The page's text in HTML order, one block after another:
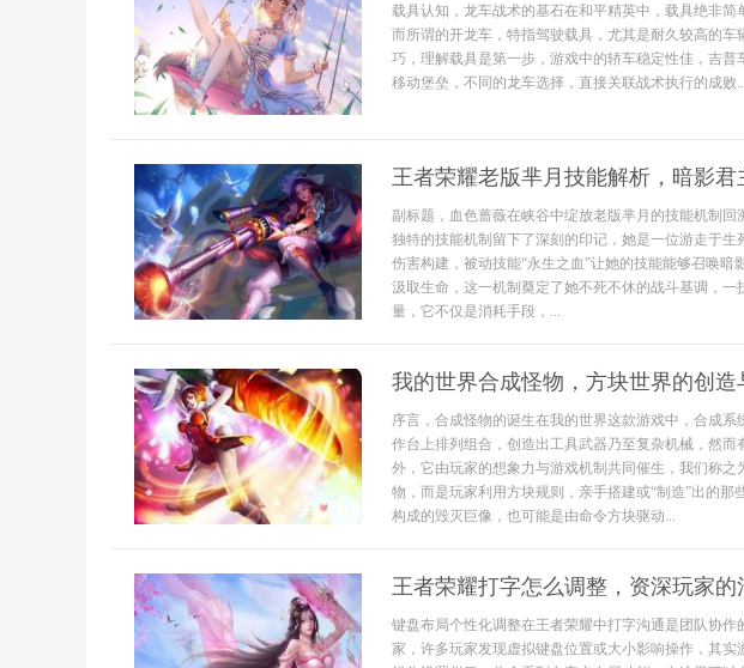
载具认知，龙车战术的基石在和平精英中，载具绝非简
而所谓的开龙车，特指驾驶载具，尤其是耐久较高的
巧，理解载具是第一步，游戏中的轿车稳定性佳，吉
移动堡垒，不同的龙车选择，直接关联战术执行的成败
王者荣耀老版芈月技能解析，暗影君
副标题，血色蔷薇在峡谷中绽放老版芈月的技能机制
独特的技能机制留下了深刻的印记，她是一位游走于
伤害构建，被动技能“永生之血”让她的技能能够召唤暗
汲取生命，这一机制奠定了她不死不休的战斗基调，一
量，它不仅是消耗手段，...
我的世界合成怪物，方块世界的创造
序言，合成怪物的诞生在我的世界这款游戏中，合成
作台上排列组合，创造出工具武器乃至复杂机械，然
外，它由玩家的想象力与游戏机制共同催生，我们称
物，而是玩家利用方块规则，亲手搭建或“制造”出的
构成的毁灭巨像，也可能是由命令方块驱动...
王者荣耀打字怎么调整，资深玩家的
键盘布局个性化调整在王者荣耀中打字沟通是团队协
家，许多玩家发现虚拟键盘位置或大小影响操作，其实